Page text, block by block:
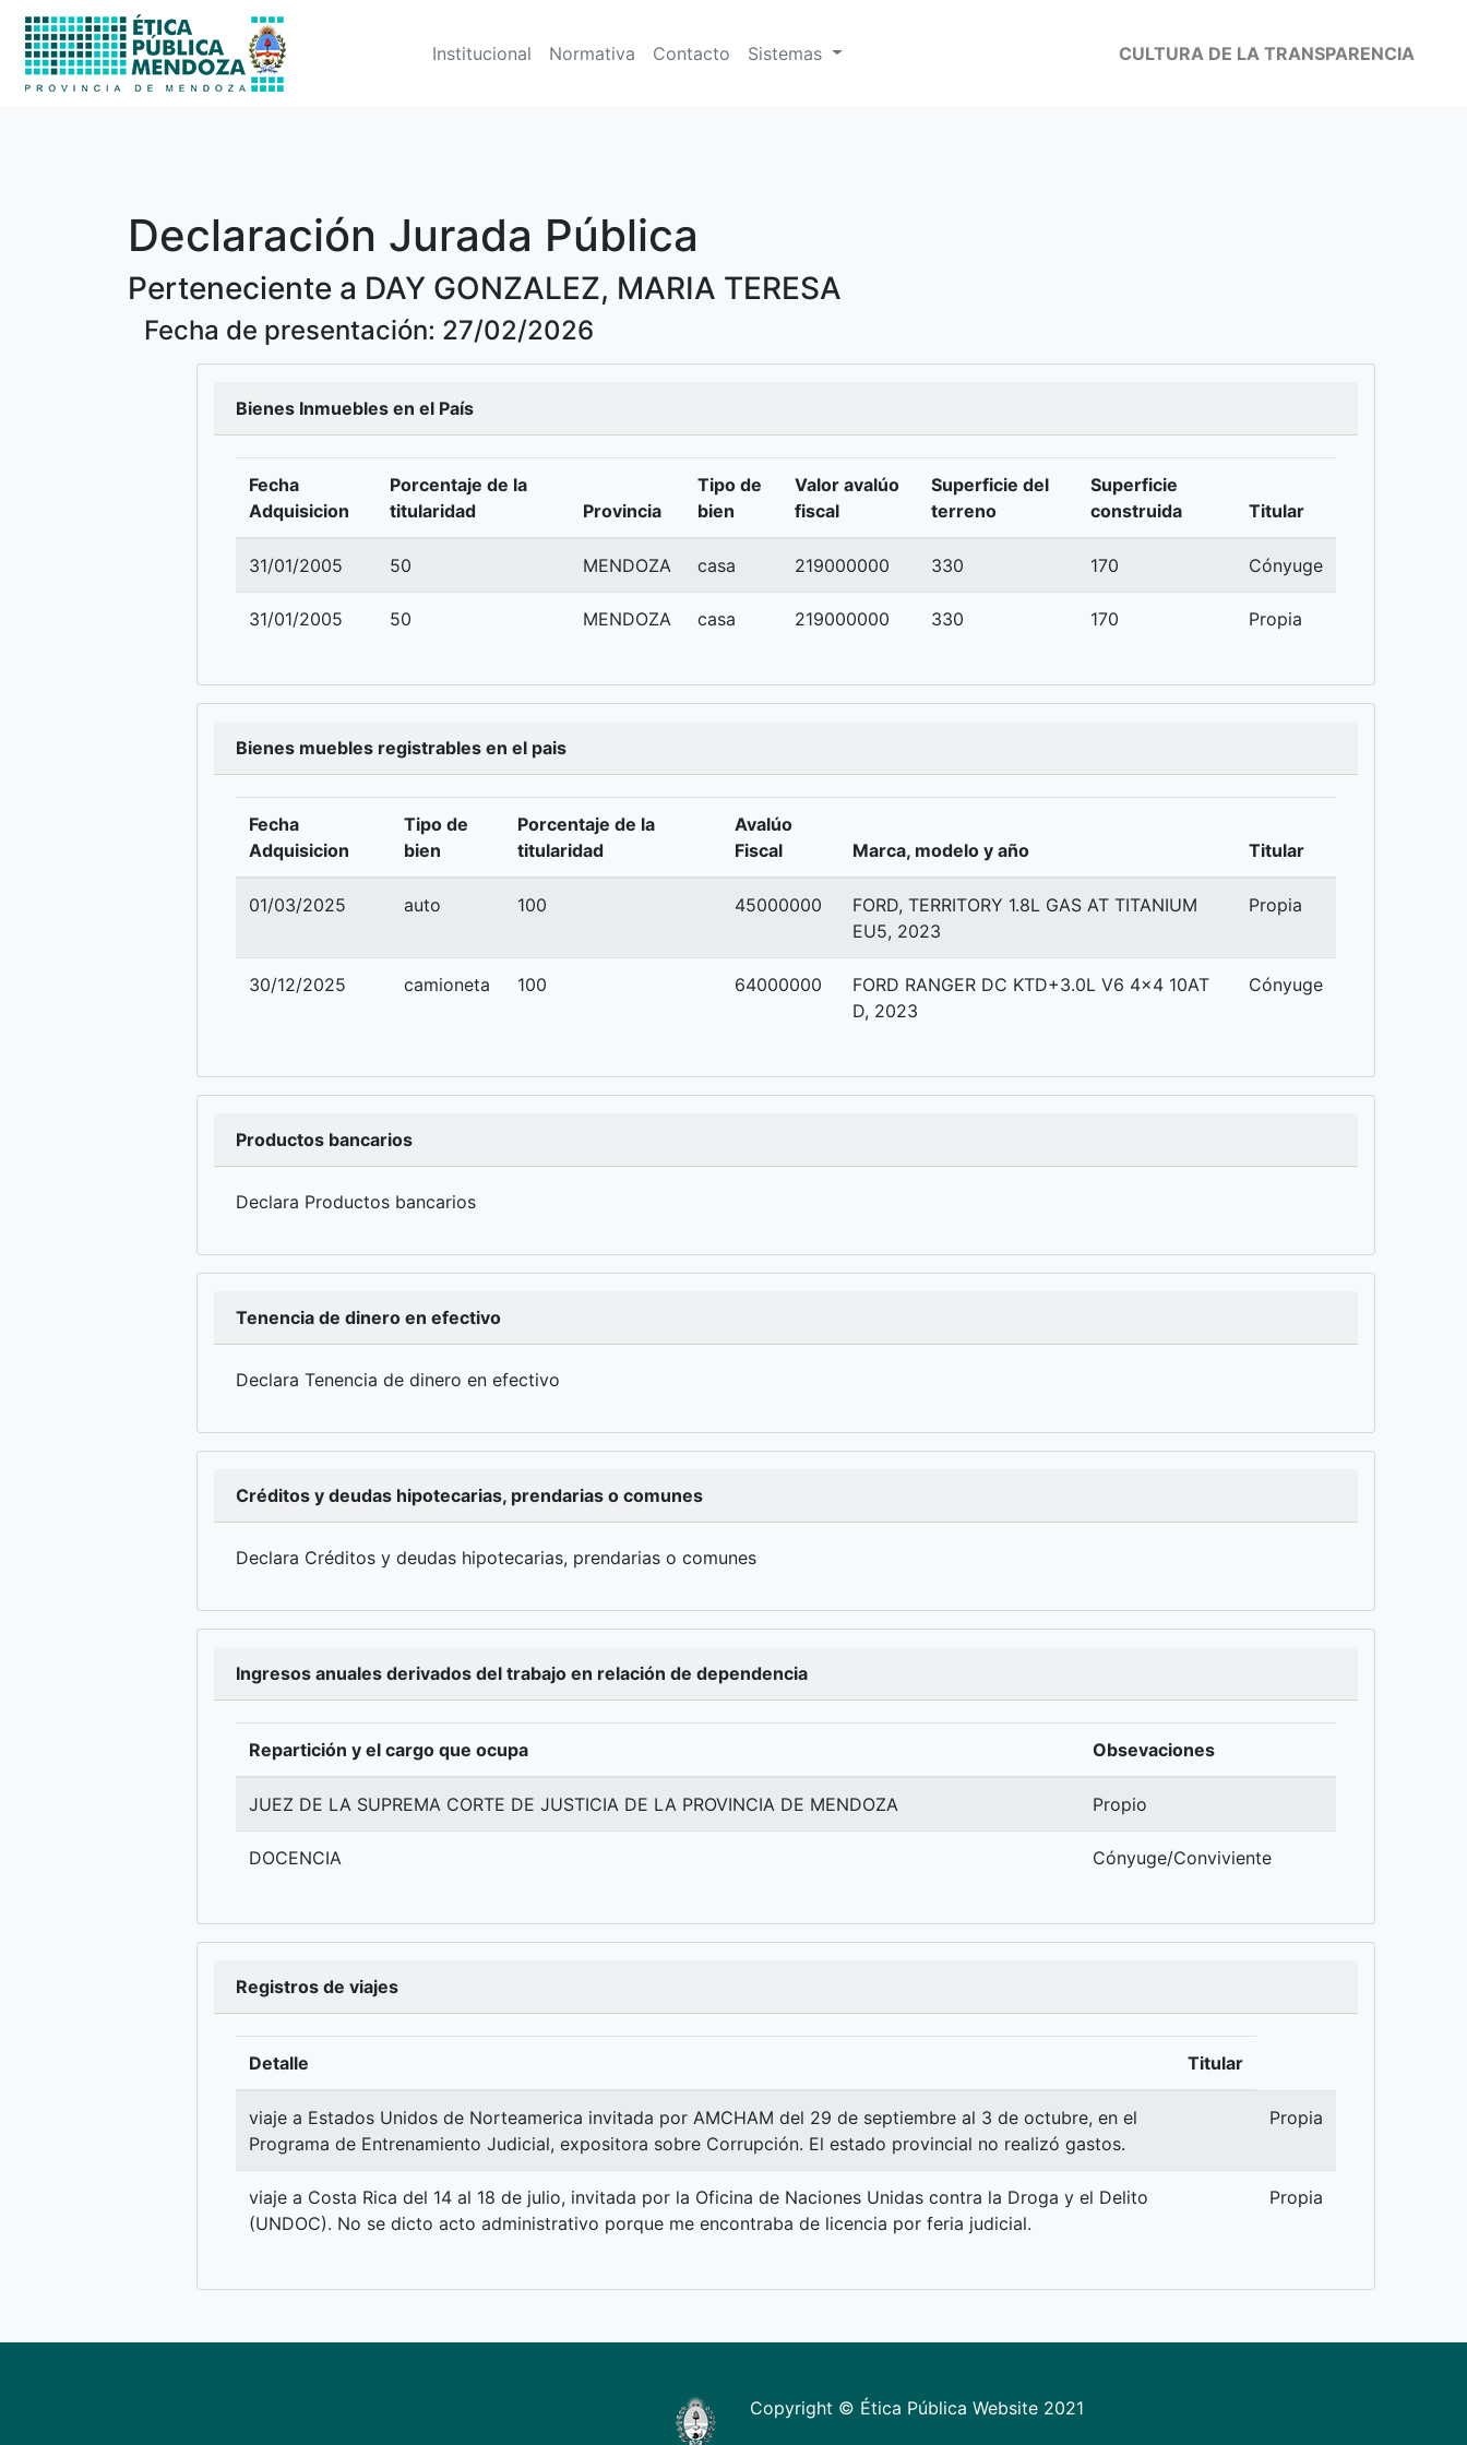
Institucional Normativa Contacto Sistemas CULTURA DE LA TRANSPARENCIA
Declaración Jurada Pública
Perteneciente a DAY GONZALEZ, MARIA TERESA
Fecha de presentación: 27/02/2026
Bienes Inmuebles en el País
Fecha
Adquisicion
Porcentaje de la
titularidad
Provincia
Tipo de
bien
Valor avalúo
fiscal
Superficie del
terreno
Superficie
construida
Titular
31/01/2005 50 MENDOZA casa 219000000 330 170 Cónyuge
31/01/2005 50 MENDOZA casa 219000000 330 170 Propia
Bienes muebles registrables en el pais
Fecha
Adquisicion
Tipo de
bien
Porcentaje de la
titularidad
Avalúo
Fiscal
Marca, modelo y año Titular
01/03/2025 auto 100 45000000
FORD, TERRITORY 1.8L GAS AT TITANIUM
EU5, 2023
Propia
30/12/2025 camioneta 100 64000000
FORD RANGER DC KTD+3.0L V6 4x4 10AT
D, 2023
Cónyuge
Productos bancarios
Declara Productos bancarios
Tenencia de dinero en efectivo
Declara Tenencia de dinero en efectivo
Créditos y deudas hipotecarias, prendarias o comunes
Declara Créditos y deudas hipotecarias, prendarias o comunes
Ingresos anuales derivados del trabajo en relación de dependencia
Repartición y el cargo que ocupa Obsevaciones
JUEZ DE LA SUPREMA CORTE DE JUSTICIA DE LA PROVINCIA DE MENDOZA Propio
DOCENCIA Cónyuge/Conviviente
Registros de viajes
Detalle Titular
viaje a Estados Unidos de Norteamerica invitada por AMCHAM del 29 de septiembre al 3 de octubre, en el
Programa de Entrenamiento Judicial, expositora sobre Corrupción. El estado provincial no realizó gastos.
Propia
viaje a Costa Rica del 14 al 18 de julio, invitada por la Oficina de Naciones Unidas contra la Droga y el Delito
(UNDOC). No se dicto acto administrativo porque me encontraba de licencia por feria judicial.
Propia
Copyright © Ética Pública Website 2021